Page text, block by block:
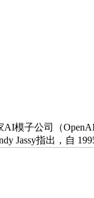
AI模子公司（
Jassy指出，自